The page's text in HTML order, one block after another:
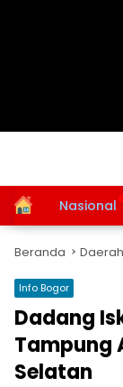
HomeNasional
Beranda Daerah
Info Bogor
Dadang
Tampung
Selatan